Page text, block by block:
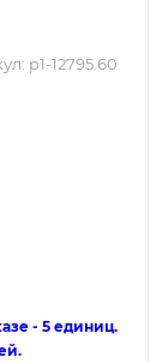
p1-12795.60
- 5 единиц.